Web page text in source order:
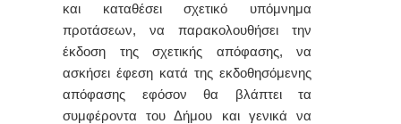
και καταθέσει σχετικό υπόμνημα
προτάσεων, να παρακολουθήσει την
έκδοση της σχετικής απόφασης, να
ασκήσει έφεση κατά της εκδοθησόμενης
απόφασης εφόσον θα βλάπτει τα
συμφέροντα του Δήμου και γενικά να